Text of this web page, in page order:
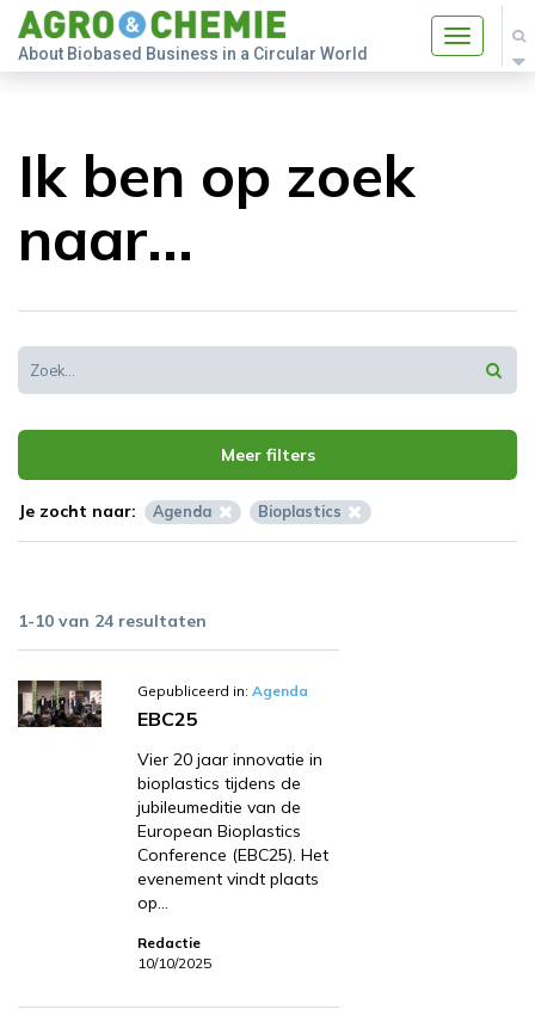
Toggle
About Biobased Business in a Circular World
Ik ben op zoek
naar...
Meer filters
Je zocht naar: Agenda Bioplastics
1-10 van 24 resultaten
Gepubliceerd in: Agenda
EBC25
Vier 20 jaar innovatie in
bioplastics tijdens de
jubileumeditie van de
European Bioplastics
Conference (EBC25). Het
evenement vindt plaats
op…
Redactie
10/10/2025